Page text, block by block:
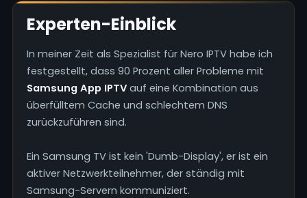
Experten-Einblick
In meiner Zeit als Spezialist für Nero IPTV habe ich
festgestellt, dass 90 Prozent aller Probleme mit
Samsung App IPTVauf eine Kombination aus
überfülltem Cache und schlechtem DNS
zurückzuführen sind.
Ein Samsung TV ist kein 'Dumb-Display', er ist ein
aktiver Netzwerkteilnehmer, der ständig mit
Samsung-Servern kommuniziert.